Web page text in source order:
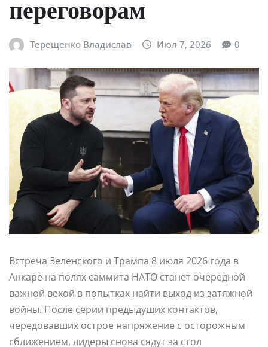
переговорам
Терещенко Владислав Июл 7, 2026 0
Встреча Зеленского и Трампа 8 июля 2026 года в
Анкаре на полях саммита НАТО станет очередной
важной вехой в попытках найти выход из затяжной
войны. После серии предыдущих контактов,
чередовавших острое напряжение с осторожным
сближением, лидеры снова сядут за стол